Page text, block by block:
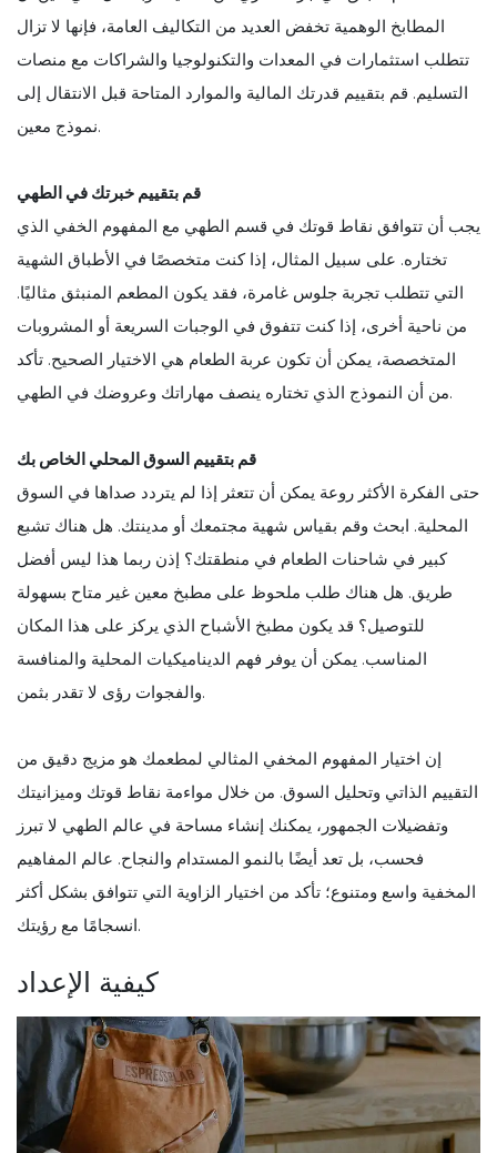
المطابخ الوهمية تخفض العديد من التكاليف العامة، فإنها لا تزال
تتطلب استثمارات في المعدات والتكنولوجيا والشراكات مع منصات
التسليم. قم بتقييم قدرتك المالية والموارد المتاحة قبل الانتقال إلى
نموذج معين.
قم بتقييم خبرتك في الطهي
يجب أن تتوافق نقاط قوتك في قسم الطهي مع المفهوم الخفي الذي
تختاره. على سبيل المثال، إذا كنت متخصصًا في الأطباق الشهية
التي تتطلب تجربة جلوس غامرة، فقد يكون المطعم المنبثق مثاليًا.
من ناحية أخرى، إذا كنت تتفوق في الوجبات السريعة أو المشروبات
المتخصصة، يمكن أن تكون عربة الطعام هي الاختيار الصحيح. تأكد
من أن النموذج الذي تختاره ينصف مهاراتك وعروضك في الطهي.
قم بتقييم السوق المحلي الخاص بك
حتى الفكرة الأكثر روعة يمكن أن تتعثر إذا لم يتردد صداها في السوق
المحلية. ابحث وقم بقياس شهية مجتمعك أو مدينتك. هل هناك تشبع
كبير في شاحنات الطعام في منطقتك؟ إذن ربما هذا ليس أفضل
طريق. هل هناك طلب ملحوظ على مطبخ معين غير متاح بسهولة
للتوصيل؟ قد يكون مطبخ الأشباح الذي يركز على هذا المكان
المناسب. يمكن أن يوفر فهم الديناميكيات المحلية والمنافسة
والفجوات رؤى لا تقدر بثمن.
إن اختيار المفهوم المخفي المثالي لمطعمك هو مزيج دقيق من
التقييم الذاتي وتحليل السوق. من خلال مواءمة نقاط قوتك وميزانيتك
وتفضيلات الجمهور، يمكنك إنشاء مساحة في عالم الطهي لا تبرز
فحسب، بل تعد أيضًا بالنمو المستدام والنجاح. عالم المفاهيم
المخفية واسع ومتنوع؛ تأكد من اختيار الزاوية التي تتوافق بشكل أكثر
انسجامًا مع رؤيتك.
كيفية الإعداد